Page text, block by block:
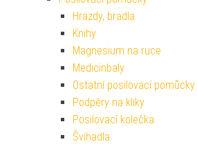
Hrazdy, bradla
Knihy
Magnesium na ruce
Medicinbaly
Ostatní posilovací pomůcky
Podpěry na kliky
Posilovací kolečka
Švihadla